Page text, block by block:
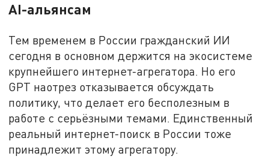
AI-альянсам
Тем временем в России гражданский ИИ
сегодня в основном держится на экосистеме
крупнейшего интернет-агрегатора. Но его
GPT наотрез отказывается обсуждать
политику, что делает его бесполезным в
работе с серьёзными темами. Единственный
реальный интернет-поиск в России тоже
принадлежит этому агрегатору.